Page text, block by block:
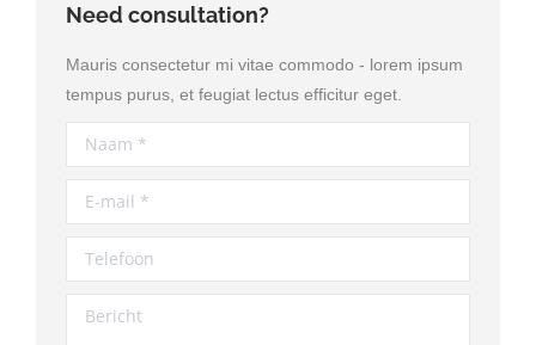
Need consultation?
Mauris consectetur mi vitae commodo - lorem ipsum
tempus purus, et feugiat lectus efficitur eget.
Naam *
E-mail *
Telefoon
Bericht